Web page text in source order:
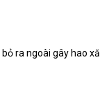
ra ngoài gây hao